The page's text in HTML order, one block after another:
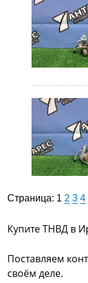
Страница: 1 2 3 4
Купите ТНВД в
Поставляем
своём деле.